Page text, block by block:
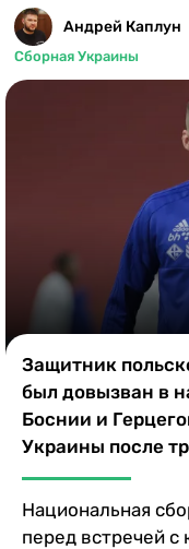
ЛЧ
ЛЕ
Андрей Каплун
Сборная Украины
Защитник
был довызван в
Боснии и
Украины после
Национальная
перед встречей с